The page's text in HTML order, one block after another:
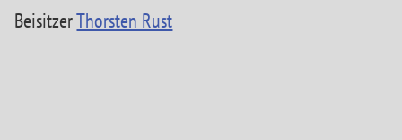
BeisitzerThorsten Rust